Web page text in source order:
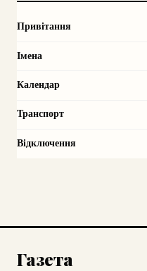
Привітання
Імена
Календар
Транспорт
Відключення
Газета